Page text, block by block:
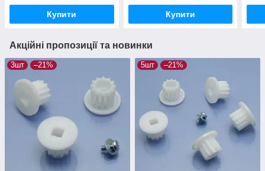
Купити Купити
Акційні пропозиції та новинки
3шт –21% 5шт –21%